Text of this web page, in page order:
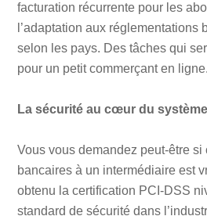
facturation récurrente pour les
l’adaptation aux réglementations
selon les pays. Des tâches qui
pour un petit commerçant en ligne.
La sécurité au cœur du système
Vous vous demandez peut-être
bancaires à un intermédiaire est
obtenu la certification PCI-DSS
standard de sécurité dans